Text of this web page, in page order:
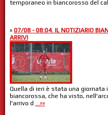
temporaneo in biancorosso del
» 07/08 - 08:04. IL NOTIZIARIO
ARRIVI
Quella di ieri è stata una giornata
biancorossa, che ha visto,
l'arrivo d ...»»